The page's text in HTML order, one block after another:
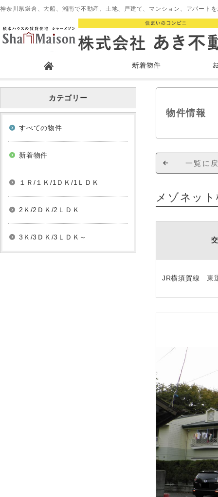
神奈川県鎌倉、大船、湘南で不動産、土地、戸建て、マンション、アパー
物件情報
一覧に
メゾネッ
JR横須賀線 東
カテゴリー
すべての物件
新着物件
１Ｒ/１Ｋ/1ＤＫ/1ＬＤＫ
2Ｋ/2ＤＫ/2ＬＤＫ
3Ｋ/3ＤＫ/3ＬＤＫ～